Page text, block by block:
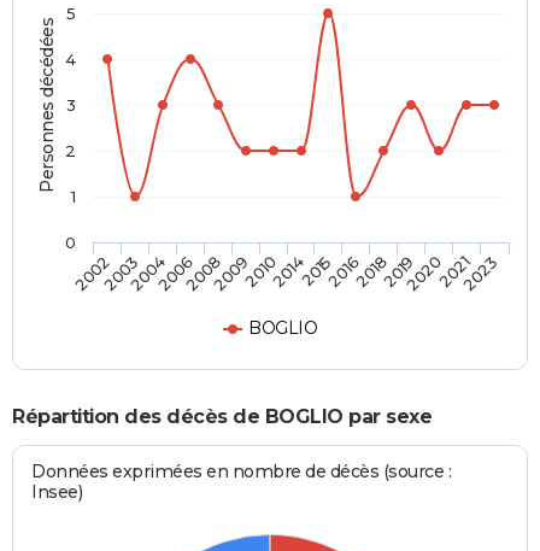
Personnes décédées
BOGLIO
200220032004200620082009201020142015201620182019202020212023
0
1
2
3
4
5
Répartition des décès de BOGLIO par sexe
Données exprimées en nombre de décès (source :
Insee)